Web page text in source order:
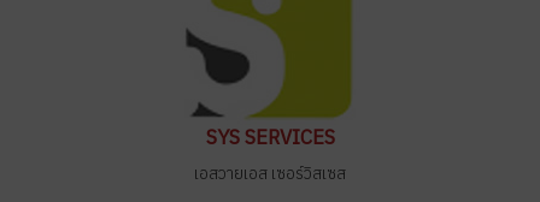
SYS SERVICES
เอสวายเอส เซอร์วิสเซส